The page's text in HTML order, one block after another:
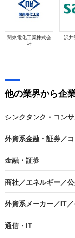
関東電化工業株式会
社
沢井
他の業界から企
シンクタンク・コン
外資系金融・証券／
金融・証券
商社／エネルギー／
外資系メーカー／IT
通信・IT